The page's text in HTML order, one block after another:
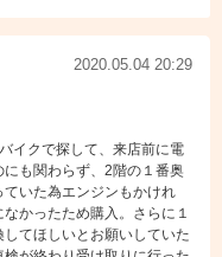
2020.05.04 20:29
イクで探して、来店前に電
も関わらず、2階の１番奥
いた為エンジンもかけれ
かったため購入。さらに１
てほしいとお願いしていた